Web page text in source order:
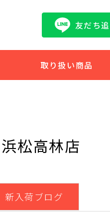
友だち
取り扱い商品
松高林店
新入荷ブログ